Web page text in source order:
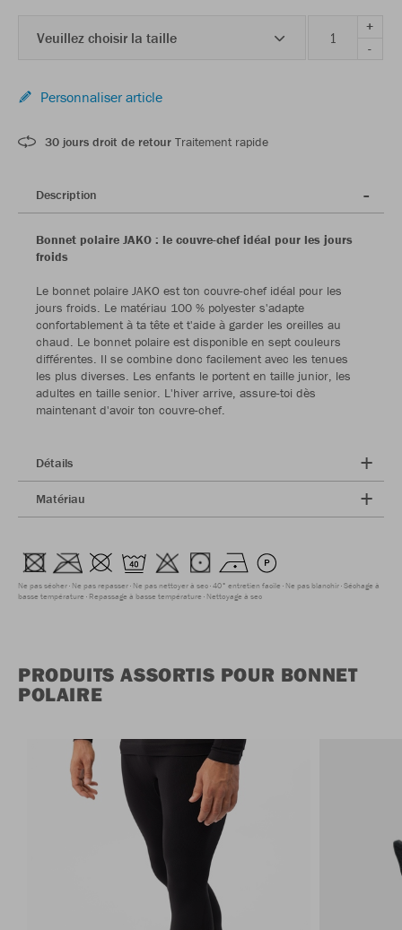
Veuillez choisir la taille
+
-
Personnaliser article
30 jours droit de retour Traitement rapide
Description
Bonnet polaire JAKO : le couvre-chef idéal pour les jours
froids
Le bonnet polaire JAKO est ton couvre-chef idéal pour les
jours froids. Le matériau 100 % polyester s'adapte
confortablement à ta tête et t'aide à garder les oreilles au
chaud. Le bonnet polaire est disponible en sept couleurs
différentes. Il se combine donc facilement avec les tenues
les plus diverses. Les enfants le portent en taille junior, les
adultes en taille senior. L'hiver arrive, assure-toi dès
maintenant d'avoir ton couvre-chef.
Détails
Matériau
Ne pas sécher Ne pas repasser Ne pas nettoyer à sec 40° entretien facile Ne pas blanchir Séchage à
basse température Repassage à basse température Nettoyage à sec
PRODUITS ASSORTIS POUR BONNET
POLAIRE